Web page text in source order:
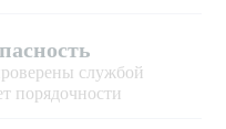
службой
порядочности